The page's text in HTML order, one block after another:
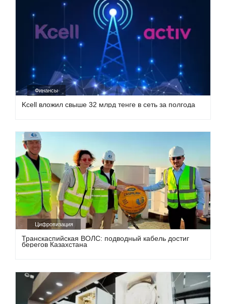
Финансы
Kcell вложил свыше 32 млрд тенге в сеть за полгода
Цифровизация
Транскаспийская ВОЛС: подводный кабель достиг
берегов Казахстана